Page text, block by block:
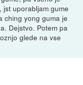
uporabljam gume
ching yong guma je
Dejstvo. Potem pa
glede na vse